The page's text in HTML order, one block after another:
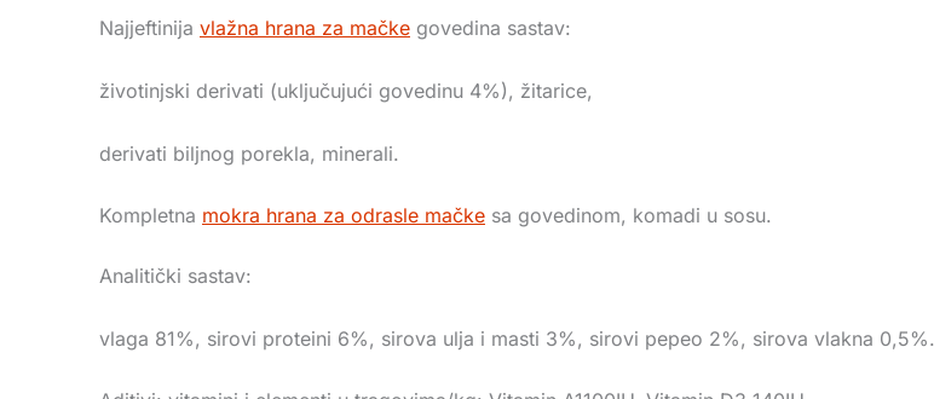
Najjeftinija vlažna hrana za mačke govedina sastav:
životinjski derivati (uključujući govedinu 4%), žitarice,
derivati biljnog porekla, minerali.
Kompletna mokra hrana za odrasle mačke sa govedinom, komadi u sosu.
Analitički sastav:
vlaga 81%, sirovi proteini 6%, sirova ulja i masti 3%, sirovi pepeo 2%, sirova vlakna 0,5%.